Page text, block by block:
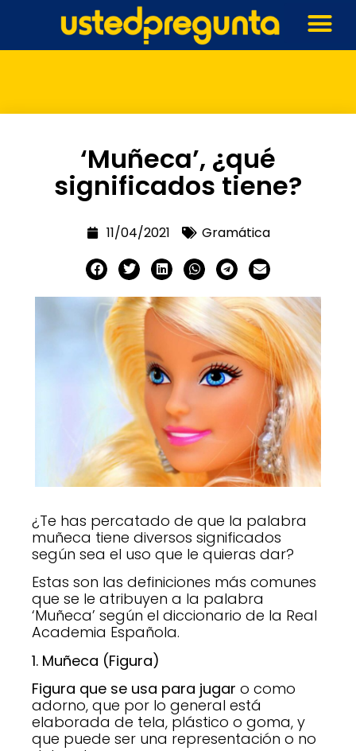
‘Muñeca’, ¿qué
significados tiene?
11/04/2021 Gramática
¿Te has percatado de que la palabra
muñeca tiene diversos significados
según sea el uso que le quieras dar?
Estas son las definiciones más comunes
que se le atribuyen a la palabra
‘Muñeca’ según el diccionario de la Real
Academia Española.
1. Muñeca (Figura)
Figura que se usa para jugar o como
adorno, que por lo general está
elaborada de tela, plástico o goma, y
que puede ser una representación o no